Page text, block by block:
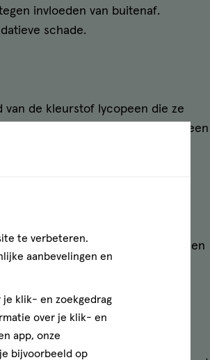
invloeden van buitenaf.
schade.
de kleurstof lycopeen die ze
kleurstof die tegelijkertijd ook een
plantaardige stoffen die in
een normale spierfunctie en
met andere kaliumrijke
te verbeteren.
aanbevelingen en
je klik- en zoekgedrag
over je klik- en
app, onze
bijvoorbeeld op